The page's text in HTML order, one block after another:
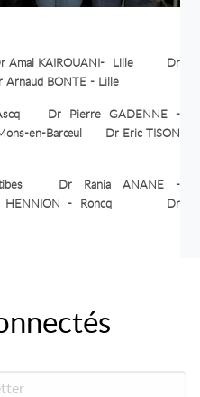
Amal KAIROUANI- Lille
Dr
Arnaud BONTE - Lille
Dr Pierre GADENNE -
en-Barœul
Dr Eric TISON
Dr Rania ANANE -
- Roncq
Dr